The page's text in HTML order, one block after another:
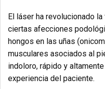
El láser ha revolucionado
ciertas afecciones
hongos en las uñas
musculares asociados al
indoloro, rápido y
experiencia del paciente.